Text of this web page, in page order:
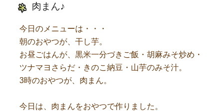
肉まん♪
今日のメニューは・・・
朝のおやつが、干し芋。
お昼ごはんが、黒米一分づきご飯・胡麻みそ炒め・
ツナマヨさらだ・きのこ納豆・山芋のみそ汁。
3時のおやつが、肉まん。
今日は、肉まんをおやつで作りました。